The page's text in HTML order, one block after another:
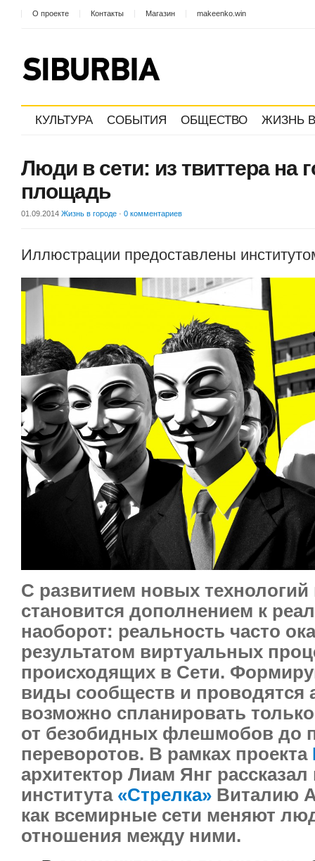
О проекте Контакты Магазин makeenko.win
КУЛЬТУРА СОБЫТИЯ ОБЩЕСТВО ЖИЗНЬ
Люди в сети: из твиттера на
площадь
01.09.2014 Жизнь в городе · 0 комментариев
Иллюстрации предоставлены
С развитием новых технологий
становится дополнением к
наоборот: реальность часто
результатом виртуальных
происходящих в Сети.
виды сообществ и проводятся
возможно спланировать
от безобидных флешмобов до
переворотов. В рамках проекта
архитектор Лиам Янг
института «Стрелка» Виталию
как всемирные сети меняют
отношения между ними.